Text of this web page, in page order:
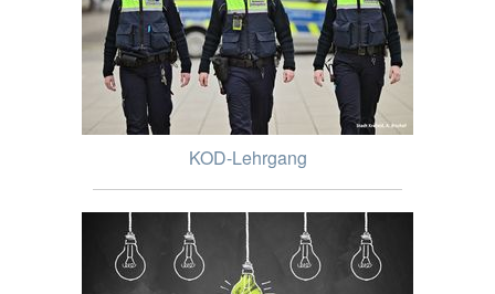
KOD-Lehrgang